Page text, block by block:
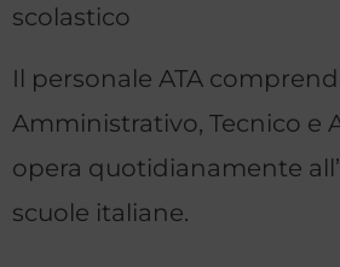
scolastico
Il personale ATA
Amministrativo, Tecnico e
opera quotidianamente
scuole italiane.